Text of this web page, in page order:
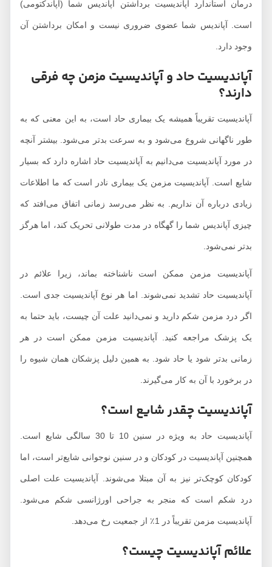
درمان استاندارد آپاندیسیت برداشتن آپاندیس شما (آپاندکتومی)
است. آپاندیس شما عضوی ضروری نیست و امکان برداشتن آن
وجود دارد.
آپاندیسیت حاد و آپاندیسیت مزمن چه فرقی
دارند؟
آپاندیسیت تقریباً همیشه یک بیماری حاد است، به این معنی که به
طور ناگهانی شروع می‌شود و به سرعت بدتر می‌شود. بیشتر آنچه
در مورد آپاندیسیت می‌دانیم به آپاندیسیت حاد اشاره دارد که بسیار
شایع است. آپاندیسیت مزمن یک بیماری نادر است که ما اطلاعات
زیادی درباره آن نداریم. به نظر می‌رسد زمانی اتفاق می‌افتد که
چیزی آپاندیس شما را گهگاه در مدت طولانی تحریک کند، اما هرگز
بدتر نمی‌شود.
آپاندیسیت مزمن ممکن است ناشناخته بماند، زیرا علائم در
آپاندیسیت حاد تشدید نمی‌شوند. اما هر نوع آپاندیسیت جدی است.
اگر درد مزمن شکم دارید و نمی‌دانید علت آن چیست، باید حتما به
یک پزشک مراجعه کنید. آپاندیسیت مزمن ممکن است در هر
زمانی بدتر شود یا حاد شود. به همین دلیل پزشکان همان شیوه را
در برخورد با آن به کار می‌گیرند.
آپاندیسیت چقدر شایع است؟
آپاندیسیت حاد به ویژه در سنین 10 تا 30 سالگی شایع است.
همچنین آپاندیسیت در کودکان و در سنین نوجوانی شایع‌تر است، اما
کودکان کوچک‌تر نیز به آن مبتلا می‌شوند. آپاندیسیت علت اصلی
درد شکم است که منجر به جراحی اورژانسی شکم می‌شود.
آپاندیسیت مزمن تقریباً در 1٪ از جمعیت رخ می‌دهد.
علائم آپاندیسیت چیست؟